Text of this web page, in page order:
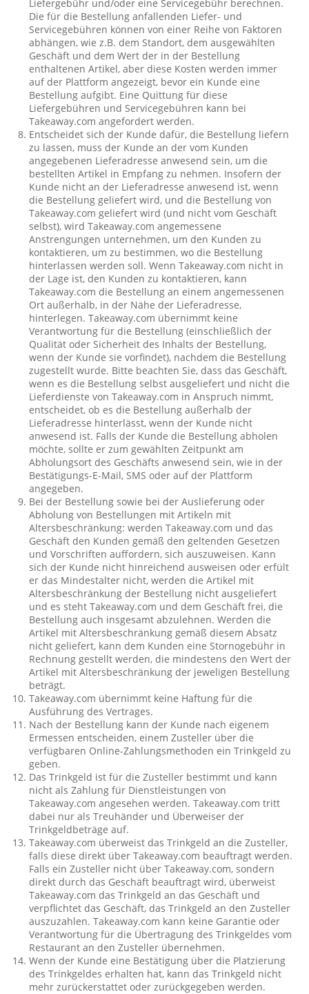
Liefergebühr und/oder eine Servicegebühr berechnen.
Die für die Bestellung anfallenden Liefer- und
Servicegebühren können von einer Reihe von Faktoren
abhängen, wie z.B. dem Standort, dem ausgewählten
Geschäft und dem Wert der in der Bestellung
enthaltenen Artikel, aber diese Kosten werden immer
auf der Plattform angezeigt, bevor ein Kunde eine
Bestellung aufgibt. Eine Quittung für diese
Liefergebühren und Servicegebühren kann bei
Takeaway.com angefordert werden.
Entscheidet sich der Kunde dafür, die Bestellung liefern
zu lassen, muss der Kunde an der vom Kunden
angegebenen Lieferadresse anwesend sein, um die
bestellten Artikel in Empfang zu nehmen. Insofern der
Kunde nicht an der Lieferadresse anwesend ist, wenn
die Bestellung geliefert wird, und die Bestellung von
Takeaway.com geliefert wird (und nicht vom Geschäft
selbst), wird Takeaway.com angemessene
Anstrengungen unternehmen, um den Kunden zu
kontaktieren, um zu bestimmen, wo die Bestellung
hinterlassen werden soll. Wenn Takeaway.com nicht in
der Lage ist, den Kunden zu kontaktieren, kann
Takeaway.com die Bestellung an einem angemessenen
Ort außerhalb, in der Nähe der Lieferadresse,
hinterlegen. Takeaway.com übernimmt keine
Verantwortung für die Bestellung (einschließlich der
Qualität oder Sicherheit des Inhalts der Bestellung,
wenn der Kunde sie vorfindet), nachdem die Bestellung
zugestellt wurde. Bitte beachten Sie, dass das Geschäft,
wenn es die Bestellung selbst ausgeliefert und nicht die
Lieferdienste von Takeaway.com in Anspruch nimmt,
entscheidet, ob es die Bestellung außerhalb der
Lieferadresse hinterlässt, wenn der Kunde nicht
anwesend ist. Falls der Kunde die Bestellung abholen
möchte, sollte er zum gewählten Zeitpunkt am
Abholungsort des Geschäfts anwesend sein, wie in der
Bestätigungs-E-Mail, SMS oder auf der Plattform
angegeben.
Bei der Bestellung sowie bei der Auslieferung oder
Abholung von Bestellungen mit Artikeln mit
Altersbeschränkung: werden Takeaway.com und das
Geschäft den Kunden gemäß den geltenden Gesetzen
und Vorschriften auffordern, sich auszuweisen. Kann
sich der Kunde nicht hinreichend ausweisen oder erfült
er das Mindestalter nicht, werden die Artikel mit
Altersbeschränkung der Bestellung nicht ausgeliefert
und es steht Takeaway.com und dem Geschäft frei, die
Bestellung auch insgesamt abzulehnen. Werden die
Artikel mit Altersbeschränkung gemäß diesem Absatz
nicht geliefert, kann dem Kunden eine Stornogebühr in
Rechnung gestellt werden, die mindestens den Wert der
Artikel mit Altersbeschränkung der jeweligen Bestellung
beträgt.
Takeaway.com übernimmt keine Haftung für die
Ausführung des Vertrages.
Nach der Bestellung kann der Kunde nach eigenem
Ermessen entscheiden, einem Zusteller über die
verfügbaren Online-Zahlungsmethoden ein Trinkgeld zu
geben.
Das Trinkgeld ist für die Zusteller bestimmt und kann
nicht als Zahlung für Dienstleistungen von
Takeaway.com angesehen werden. Takeaway.com tritt
dabei nur als Treuhänder und Überweiser der
Trinkgeldbeträge auf.
Takeaway.com überweist das Trinkgeld an die Zusteller,
falls diese direkt über Takeaway.com beauftragt werden.
Falls ein Zusteller nicht über Takeaway.com, sondern
direkt durch das Geschäft beauftragt wird, überweist
Takeaway.com das Trinkgeld an das Geschäft und
verpflichtet das Geschäft, das Trinkgeld an den Zusteller
auszuzahlen. Takeaway.com kann keine Garantie oder
Verantwortung für die Übertragung des Trinkgeldes vom
Restaurant an den Zusteller übernehmen.
Wenn der Kunde eine Bestätigung über die Platzierung
des Trinkgeldes erhalten hat, kann das Trinkgeld nicht
mehr zurückerstattet oder zurückgegeben werden.